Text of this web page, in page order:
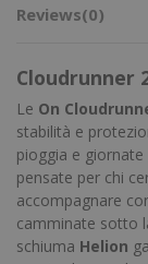
Reviews(0)
Cloudrunner
Le On
stabilità e
pioggia e
pensate per chi
accompagnare
camminate sotto
schiuma Helion